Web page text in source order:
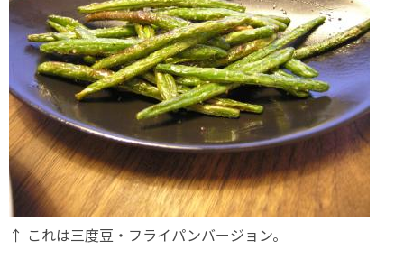
↑ これは三度豆・フライパンバージョン。